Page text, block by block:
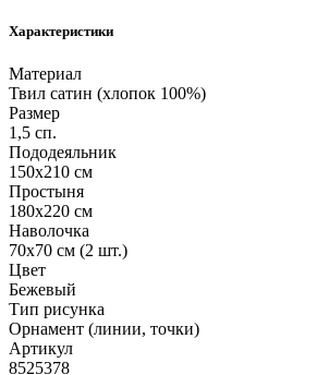
Характеристики
Материал
Твил сатин (хлопок 100%)
Размер
1,5 сп.
Пододеяльник
150х210 см
Простыня
180х220 см
Наволочка
70х70 см (2 шт.)
Цвет
Бежевый
Тип рисунка
Орнамент (линии, точки)
Артикул
8525378